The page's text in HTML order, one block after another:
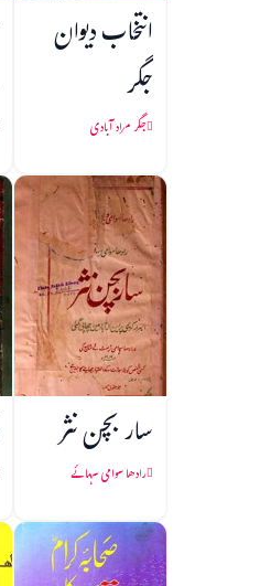
انتخاب دیوان
جگر
جگر مراد آبادی
سار بچن نثر
رادھا سوامی سہائے